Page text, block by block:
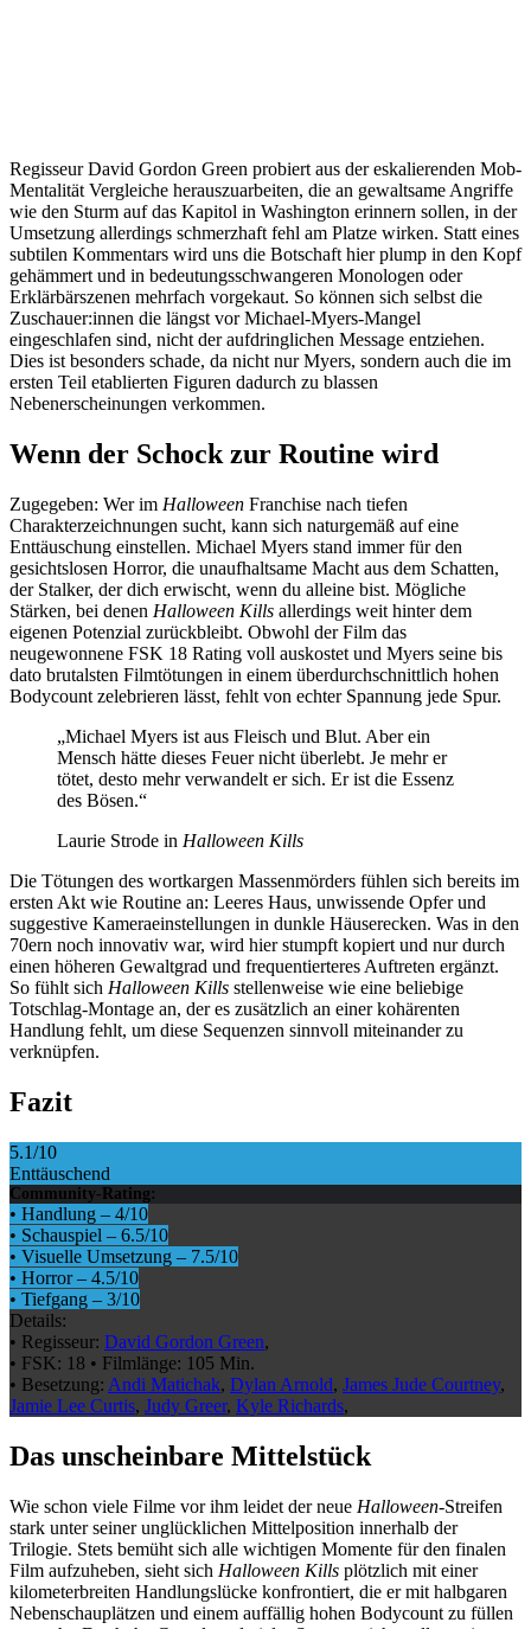
Regisseur David Gordon Green probiert aus der eskalierenden Mob-
Mentalität Vergleiche herauszuarbeiten, die an gewaltsame Angriffe
wie den Sturm auf das Kapitol in Washington erinnern sollen, in der
Umsetzung allerdings schmerzhaft fehl am Platze wirken. Statt eines
subtilen Kommentars wird uns die Botschaft hier plump in den Kopf
gehämmert und in bedeutungsschwangeren Monologen oder
Erklärbärszenen mehrfach vorgekaut. So können sich selbst die
Zuschauer:innen die längst vor Michael-Myers-Mangel
eingeschlafen sind, nicht der aufdringlichen Message entziehen.
Dies ist besonders schade, da nicht nur Myers, sondern auch die im
ersten Teil etablierten Figuren dadurch zu blassen
Nebenerscheinungen verkommen.
Wenn der Schock zur Routine wird
Zugegeben: Wer im Halloween Franchise nach tiefen
Charakterzeichnungen sucht, kann sich naturgemäß auf eine
Enttäuschung einstellen. Michael Myers stand immer für den
gesichtslosen Horror, die unaufhaltsame Macht aus dem Schatten,
der Stalker, der dich erwischt, wenn du alleine bist. Mögliche
Stärken, bei denen Halloween Kills allerdings weit hinter dem
eigenen Potenzial zurückbleibt. Obwohl der Film das
neugewonnene FSK 18 Rating voll auskostet und Myers seine bis
dato brutalsten Filmtötungen in einem überdurchschnittlich hohen
Bodycount zelebrieren lässt, fehlt von echter Spannung jede Spur.
„Michael Myers ist aus Fleisch und Blut. Aber ein
Mensch hätte dieses Feuer nicht überlebt. Je mehr er
tötet, desto mehr verwandelt er sich. Er ist die Essenz
des Bösen.“
Laurie Strode in Halloween Kills
Die Tötungen des wortkargen Massenmörders fühlen sich bereits im
ersten Akt wie Routine an: Leeres Haus, unwissende Opfer und
suggestive Kameraeinstellungen in dunkle Häuserecken. Was in den
70ern noch innovativ war, wird hier stumpft kopiert und nur durch
einen höheren Gewaltgrad und frequentierteres Auftreten ergänzt.
So fühlt sich Halloween Kills stellenweise wie eine beliebige
Totschlag-Montage an, der es zusätzlich an einer kohärenten
Handlung fehlt, um diese Sequenzen sinnvoll miteinander zu
verknüpfen.
Fazit
5.1/10
Enttäuschend
Community-Rating:
• Handlung – 4/10
• Schauspiel – 6.5/10
• Visuelle Umsetzung – 7.5/10
• Horror– 4.5/10
• Tiefgang – 3/10
Details:
• Regisseur: David Gordon Green,
• FSK: 18 • Filmlänge: 105 Min.
• Besetzung: Andi Matichak, Dylan Arnold, James Jude Courtney,
Jamie Lee Curtis, Judy Greer, Kyle Richards,
Das unscheinbare Mittelstück
Wie schon viele Filme vor ihm leidet der neue Halloween-Streifen
stark unter seiner unglücklichen Mittelposition innerhalb der
Trilogie. Stets bemüht sich alle wichtigen Momente für den finalen
Film aufzuheben, sieht sich Halloween Kills plötzlich mit einer
kilometerbreiten Handlungslücke konfrontiert, die er mit halbgaren
Nebenschauplätzen und einem auffällig hohen Bodycount zu füllen